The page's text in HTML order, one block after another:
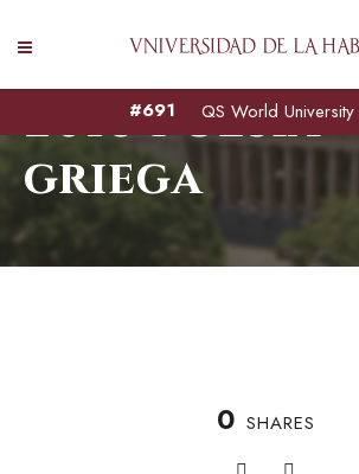
QS World University
#691
2016 Poesía
griega
0 SHARES